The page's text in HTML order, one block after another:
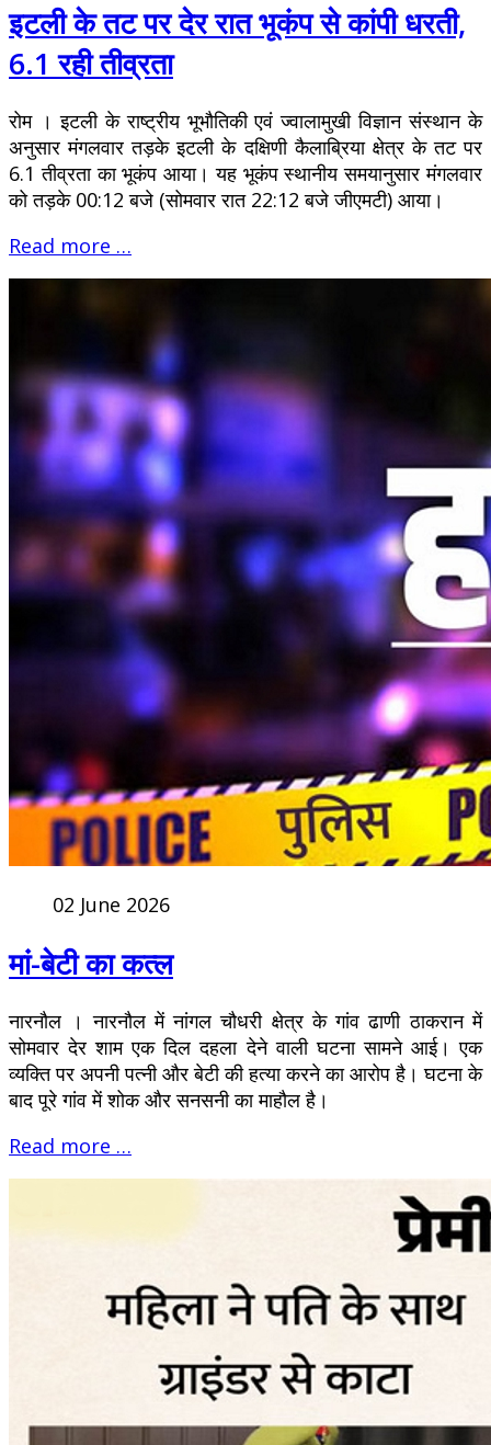
इटली के तट पर देर रात भूकंप से कांपी धरती,
6.1 रही तीव्रता
रोम । इटली के राष्ट्रीय भूभौतिकी एवं ज्वालामुखी विज्ञान संस्थान के
अनुसार मंगलवार तड़के इटली के दक्षिणी कैलाब्रिया क्षेत्र के तट पर
6.1 तीव्रता का भूकंप आया। यह भूकंप स्थानीय समयानुसार मंगलवार
को तड़के 00:12 बजे (सोमवार रात 22:12 बजे जीएमटी) आया।
Read more …
02 June 2026
मां-बेटी का कत्ल
नारनाैल । नारनौल में नांगल चौधरी क्षेत्र के गांव ढाणी ठाकरान में
सोमवार देर शाम एक दिल दहला देने वाली घटना सामने आई। एक
व्यक्ति पर अपनी पत्नी और बेटी की हत्या करने का आरोप है। घटना के
बाद पूरे गांव में शोक और सनसनी का माहौल है।
Read more …